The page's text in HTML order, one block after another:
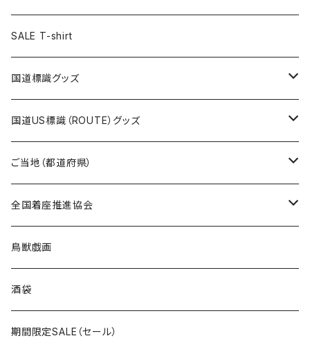
ランチバッグ
エコバッグ
クリアファイル
ステッカー
ホテルキーホルダー
モーテルキーホルダー
トートバッグ
マスク
エコバッグ
千葉ロッテマリーンズコラボ
ステッカー
モーテルキーホルダー
ホテルキーホルダー
トートバッグ
ステッカー
ホテルキーホルダー
キャップ
ステッカー
Tシャツ
ステッカー
ホテルキーホルダー
SALE T-shirt
国道標識グッズ
ステッカー
国道0～99号線
国道100～199号線
Tシャツ
キャップ
国道US標識（ROUTE）グッズ
ステッカー
ROUTE 0～99号線
ROUTE100～199号線
Tシャツ
ROUTE 0～99号線
ROUTE 100～199号線
キャップ
ROUTE 0～99号線
ROUTE 100～199号線
ご当地（都道府県）
北海道
青森県
岩手県
宮城県
全国着座推進協会
ステッカー
鳥獣戯画
酒袋
期間限定SALE（セール）